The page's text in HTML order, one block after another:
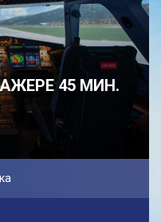
45 МИН.